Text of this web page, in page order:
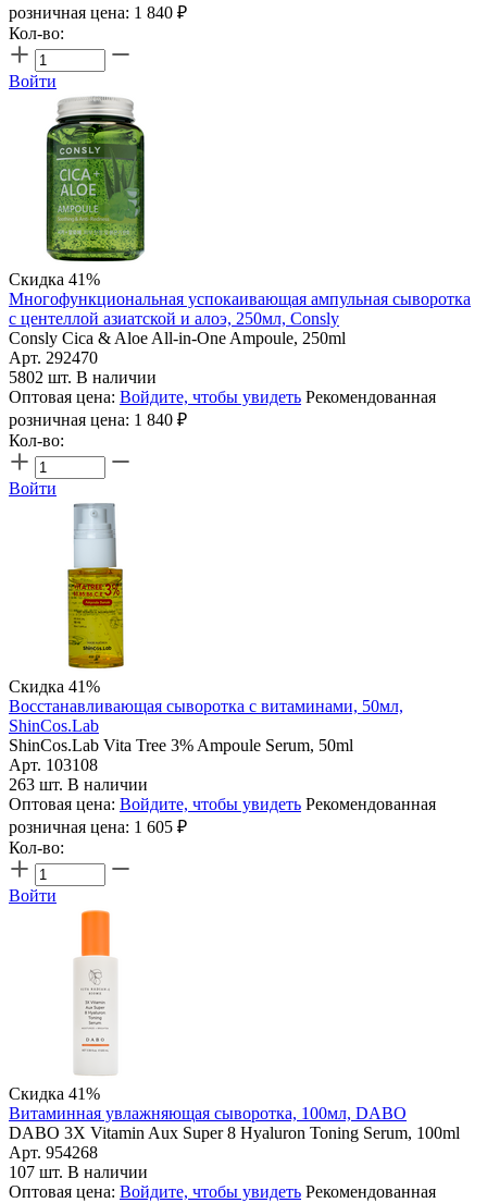
розничная цена: 1 840 ₽
Кол-во:
Войти
Скидка 41%
Многофункциональная успокаивающая ампульная сыворотка
с центеллой азиатской и алоэ, 250мл, Consly
Consly Cica & Aloe All-in-One Ampoule, 250ml
Арт. 292470
5802 шт. В наличии
Оптовая цена: Войдите, чтобы увидеть Рекомендованная
розничная цена: 1 840 ₽
Кол-во:
Войти
Скидка 41%
Восстанавливающая сыворотка с витаминами, 50мл,
ShinCos.Lab
ShinCos.Lab Vita Tree 3% Ampoule Serum, 50ml
Арт. 103108
263 шт. В наличии
Оптовая цена: Войдите, чтобы увидеть Рекомендованная
розничная цена: 1 605 ₽
Кол-во:
Войти
Скидка 41%
Витаминная увлажняющая сыворотка, 100мл, DABO
DABO 3X Vitamin Aux Super 8 Hyaluron Toning Serum, 100ml
Арт. 954268
107 шт. В наличии
Оптовая цена: Войдите, чтобы увидеть Рекомендованная